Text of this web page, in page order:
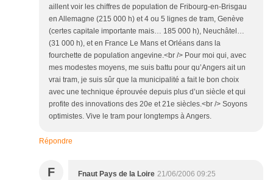
aillent voir les chiffres de population de Fribourg-en-Brisgau
en Allemagne (215 000 h) et 4 ou 5 lignes de tram, Genève
(certes capitale importante mais… 185 000 h), Neuchâtel…
(31 000 h), et en France Le Mans et Orléans dans la
fourchette de population angevine.<br /> Pour moi qui, avec
mes modestes moyens, me suis battu pour qu’Angers ait un
vrai tram, je suis sûr que la municipalité a fait le bon choix
avec une technique éprouvée depuis plus d’un siècle et qui
profite des innovations des 20e et 21e siècles.<br /> Soyons
optimistes. Vive le tram pour longtemps à Angers.
Répondre
F Fnaut Pays de la Loire 21/06/2006 09:25